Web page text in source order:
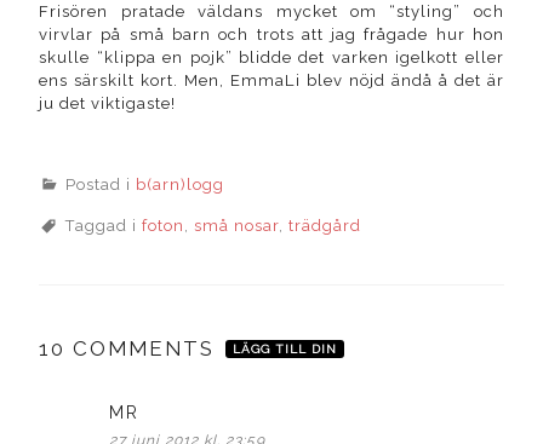
Frisören pratade väldans mycket om “styling” och
virvlar på små barn och trots att jag frågade hur hon
skulle “klippa en pojk” blidde det varken igelkott eller
ens särskilt kort. Men, EmmaLi blev nöjd ändå å det är
ju det viktigaste!
Postad i b(arn)logg
Taggad ifoton ,små nosar ,trädgård
10 COMMENTS LÄGG TILL DIN
MR
27 juni 2012 kl. 23:59